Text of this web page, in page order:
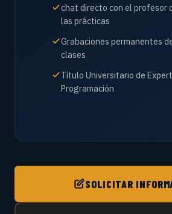
chat directo con el profesor
las prácticas
Grabaciones permanentes
clases
Título Universitario de
Programación
SOLICITAR